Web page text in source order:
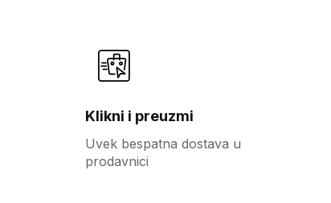
Klikni i preuzmi
Uvek bespatna dostava u
prodavnici